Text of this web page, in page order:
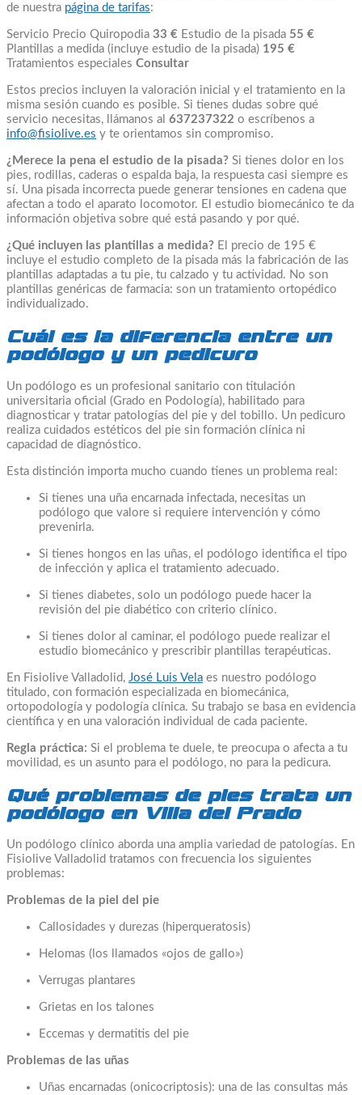
de nuestra página de tarifas:
Servicio Precio Quiropodia 33 € Estudio de la pisada 55 €
Plantillas a medida (incluye estudio de la pisada) 195 €
Tratamientos especiales Consultar
Estos precios incluyen la valoración inicial y el tratamiento en la
misma sesión cuando es posible. Si tienes dudas sobre qué
servicio necesitas, llámanos al 637237322 o escríbenos a
info@fisiolive.es y te orientamos sin compromiso.
¿Merece la pena el estudio de la pisada? Si tienes dolor en los
pies, rodillas, caderas o espalda baja, la respuesta casi siempre es
sí. Una pisada incorrecta puede generar tensiones en cadena que
afectan a todo el aparato locomotor. El estudio biomecánico te da
información objetiva sobre qué está pasando y por qué.
¿Qué incluyen las plantillas a medida? El precio de 195 €
incluye el estudio completo de la pisada más la fabricación de las
plantillas adaptadas a tu pie, tu calzado y tu actividad. No son
plantillas genéricas de farmacia: son un tratamiento ortopédico
individualizado.
Cuál es la diferencia entre un
podólogo y un pedicuro
Un podólogo es un profesional sanitario con titulación
universitaria oficial (Grado en Podología), habilitado para
diagnosticar y tratar patologías del pie y del tobillo. Un pedicuro
realiza cuidados estéticos del pie sin formación clínica ni
capacidad de diagnóstico.
Esta distinción importa mucho cuando tienes un problema real:
Si tienes una uña encarnada infectada, necesitas un
podólogo que valore si requiere intervención y cómo
prevenirla.
Si tienes hongos en las uñas, el podólogo identifica el tipo
de infección y aplica el tratamiento adecuado.
Si tienes diabetes, solo un podólogo puede hacer la
revisión del pie diabético con criterio clínico.
Si tienes dolor al caminar, el podólogo puede realizar el
estudio biomecánico y prescribir plantillas terapéuticas.
En Fisiolive Valladolid, José Luis Vela es nuestro podólogo
titulado, con formación especializada en biomecánica,
ortopodología y podología clínica. Su trabajo se basa en evidencia
científica y en una valoración individual de cada paciente.
Regla práctica: Si el problema te duele, te preocupa o afecta a tu
movilidad, es un asunto para el podólogo, no para la pedicura.
Qué problemas de pies trata un
podólogo en Villa del Prado
Un podólogo clínico aborda una amplia variedad de patologías. En
Fisiolive Valladolid tratamos con frecuencia los siguientes
problemas:
Problemas de la piel del pie
Callosidades y durezas (hiperqueratosis)
Helomas (los llamados «ojos de gallo»)
Verrugas plantares
Grietas en los talones
Eccemas y dermatitis del pie
Problemas de las uñas
Uñas encarnadas (onicocriptosis): una de las consultas más